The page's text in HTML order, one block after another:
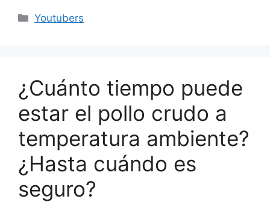
Categories
Youtubers
¿Cuánto tiempo puede
estar el pollo crudo a
temperatura ambiente?
¿Hasta cuándo es
seguro?